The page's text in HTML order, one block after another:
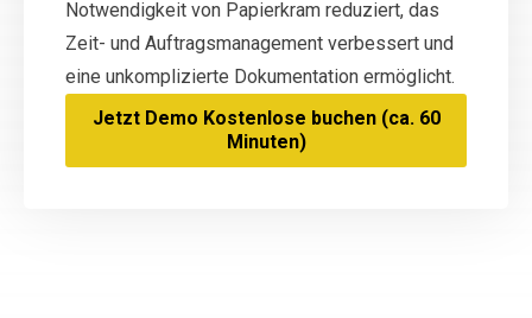
Notwendigkeit von Papierkram reduziert, das
Zeit- und Auftragsmanagement verbessert und
eine unkomplizierte Dokumentation ermöglicht.
Jetzt Demo Kostenlose buchen (ca. 60
Minuten)